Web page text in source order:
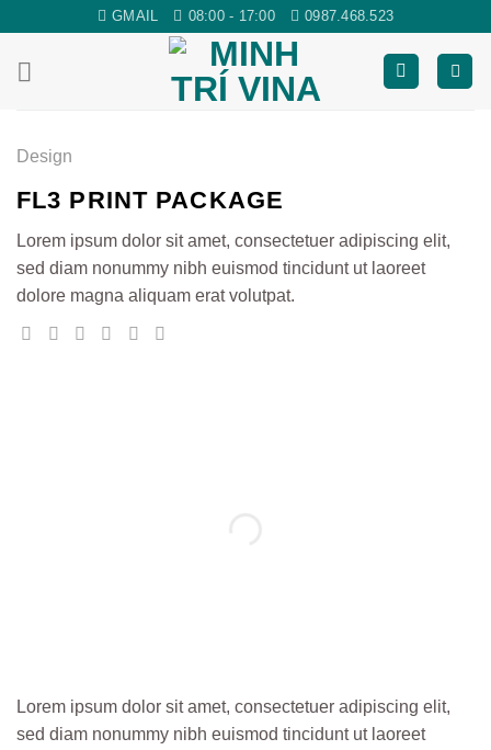
content
GMAIL 08:00 - 17:00 0987.468.523
Design
FL3 PRINT PACKAGE
Lorem ipsum dolor sit amet, consectetuer adipiscing elit,
sed diam nonummy nibh euismod tincidunt ut laoreet
dolore magna aliquam erat volutpat.
Lorem ipsum dolor sit amet, consectetuer adipiscing elit,
sed diam nonummy nibh euismod tincidunt ut laoreet